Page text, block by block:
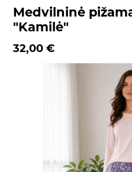
Medvilninė
"Kamilė"
32,00 €